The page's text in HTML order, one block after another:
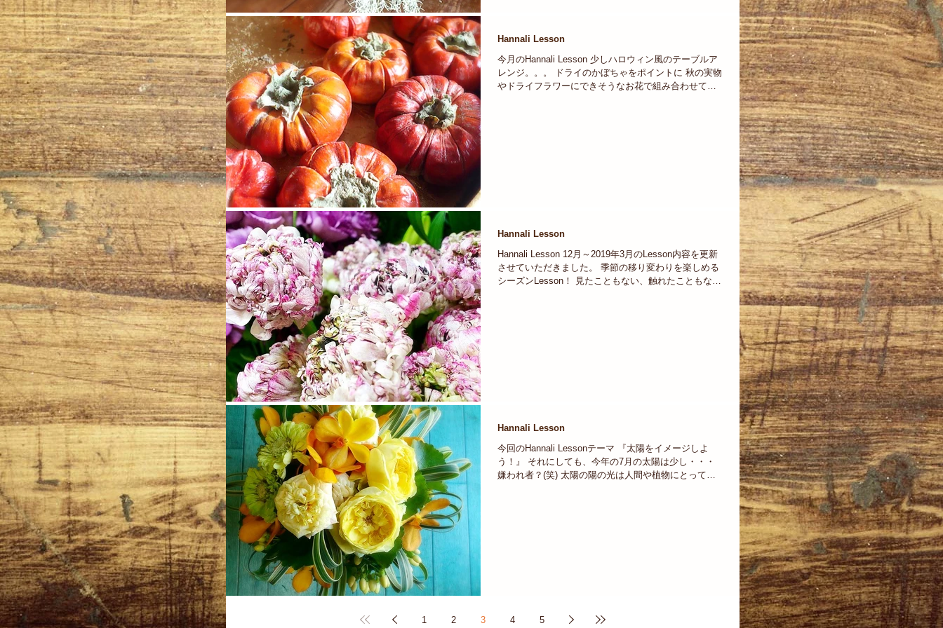
Hannali Lesson
今月のHannali Lesson 少しハロウィン風のテーブルア
レンジ。。。 ドライのかぼちゃをポイントに 秋の実物
やドライフラワーにできそうなお花で組み合わせてみ
Hannali Lesson
Hannali Lesson 12月～2019年3月のLesson内容を更新
させていただきました。 季節の移り変わりを楽しめる
シーズンLesson！ 見たこともない、触れたこともな
Hannali Lesson
今回のHannali Lessonテーマ 『太陽をイメージしよ
う！』 それにしても、今年の7月の太陽は少し・・・
嫌われ者？(笑) 太陽の陽の光は人間や植物にとっても
1 2 3 4 5